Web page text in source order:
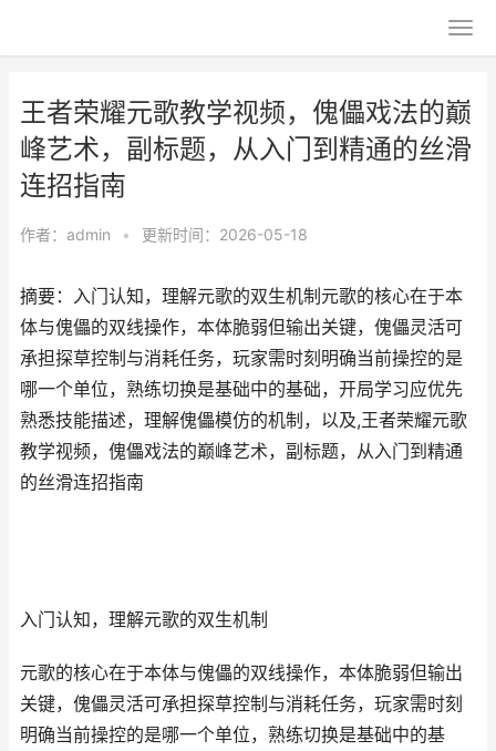
王者荣耀元歌教学视频，傀儡戏法的巅
峰艺术，副标题，从入门到精通的丝滑
连招指南
作者： admin • 更新时间：2026-05-18
摘要：入门认知，理解元歌的双生机制元歌的核心在于本
体与傀儡的双线操作，本体脆弱但输出关键，傀儡灵活可
承担探草控制与消耗任务，玩家需时刻明确当前操控的是
哪一个单位，熟练切换是基础中的基础，开局学习应优先
熟悉技能描述，理解傀儡模仿的机制，以及,王者荣耀元歌
教学视频，傀儡戏法的巅峰艺术，副标题，从入门到精通
的丝滑连招指南
入门认知，理解元歌的双生机制
元歌的核心在于本体与傀儡的双线操作，本体脆弱但输出
关键，傀儡灵活可承担探草控制与消耗任务，玩家需时刻
明确当前操控的是哪一个单位，熟练切换是基础中的基